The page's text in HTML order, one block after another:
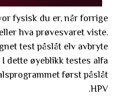
fysisk du er, når forrige
hva prøvesvaret viste.
test påslåt elv avbryte
dette øyeblikk testes alfa
først påslåt
HPV.